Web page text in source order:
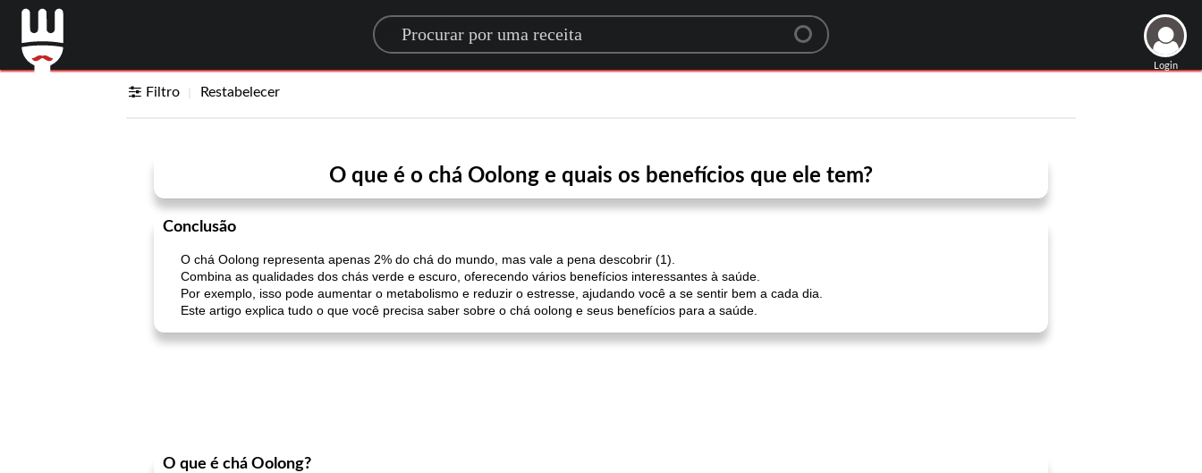
Search for a recipe
Login
Filtro Restabelecer
O que é o chá Oolong e quais os benefícios que ele tem?
Conclusão
O chá Oolong representa apenas 2% do chá do mundo, mas vale a pena descobrir (1).
Combina as qualidades dos chás verde e escuro, oferecendo vários benefícios interessantes à saúde.
Por exemplo, isso pode aumentar o metabolismo e reduzir o estresse, ajudando você a se sentir bem a cada dia.
Este artigo explica tudo o que você precisa saber sobre o chá oolong e seus benefícios para a saúde.
O que é chá Oolong?